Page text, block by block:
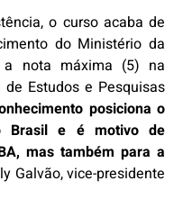
o curso acaba de
do Ministério da
a nota máxima (5) na
Estudos e Pesquisas
posiciona o
Brasil e é motivo de
mas também para a
Galvão, vice-presidente